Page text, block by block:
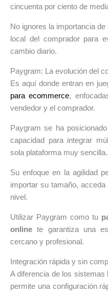
cincuenta por ciento de
No ignores la importancia
local del comprador para
cambio diario.
Paygram: La evolución del
Es aquí donde entran en
para ecommerce,
vendedor y el comprador.
Paygram se ha
capacidad para integrar
sola plataforma muy sencilla.
Su enfoque en la agilidad
importar su tamaño,
nivel.
Utilizar Paygram como tu
online te garantiza una
cercano y profesional.
Integración rápida y sin
A diferencia de los
permite una configuración